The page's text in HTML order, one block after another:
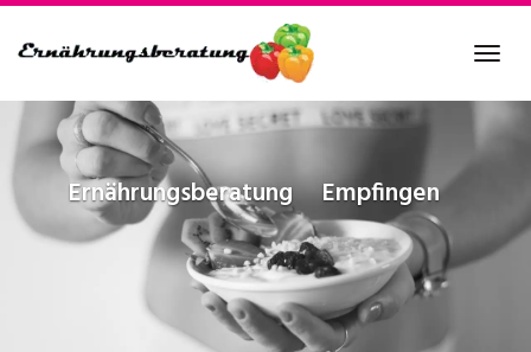
to
content
Ernährungsberatung Empfingen